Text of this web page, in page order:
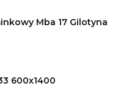
Mba 17 Gilotyna
600x1400